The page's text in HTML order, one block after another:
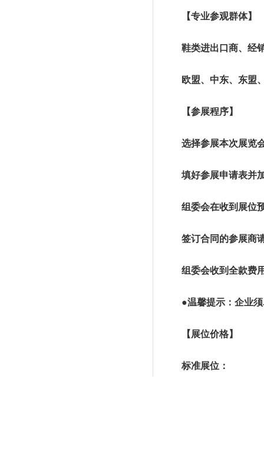
【专业参观群体】
鞋类进出口商、经销
欧盟、中东、东盟、
【参展程序】
选择参展本次展览会
填好参展申请表并加
组委会在收到展位预
签订合同的参展商请
组委会收到全款费用
●温馨提示：企业须
【展位价格】
标准展位：